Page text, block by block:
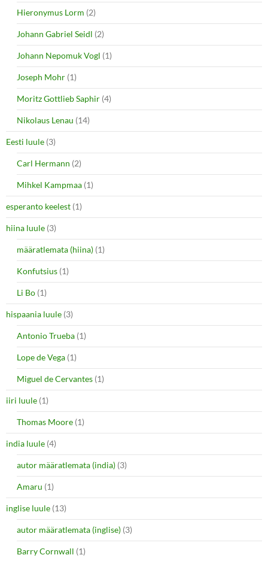
Hieronymus Lorm (2)
Johann Gabriel Seidl (2)
Johann Nepomuk Vogl (1)
Joseph Mohr (1)
Moritz Gottlieb Saphir (4)
Nikolaus Lenau (14)
Eesti luule (3)
Carl Hermann (2)
Mihkel Kampmaa (1)
esperanto keelest (1)
hiina luule (3)
määratlemata (hiina) (1)
Konfutsius (1)
Li Bo (1)
hispaania luule (3)
Antonio Trueba (1)
Lope de Vega (1)
Miguel de Cervantes (1)
iiri luule (1)
Thomas Moore (1)
india luule (4)
autor määratlemata (india) (3)
Amaru (1)
inglise luule (13)
autor määratlemata (inglise) (3)
Barry Cornwall (1)